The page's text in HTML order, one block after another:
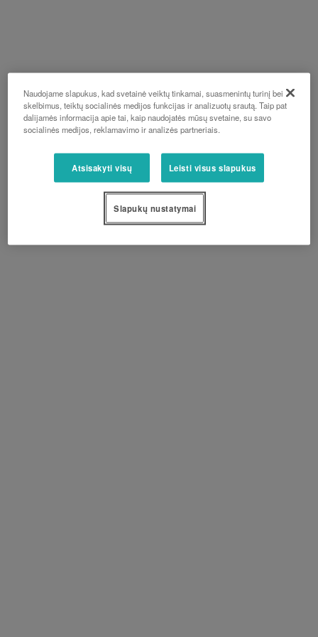
Naudojame slapukus, kad svetainė veiktų tinkamai, suasmenintų turinį bei
skelbimus, teiktų socialinės medijos funkcijas ir analizuotų srautą. Taip pat
dalijamės informacija apie tai, kaip naudojatės mūsų svetaine, su savo
socialinės medijos, reklamavimo ir analizės partneriais.
Atsisakyti visų Leisti visus slapukus
Slapukų nustatymai